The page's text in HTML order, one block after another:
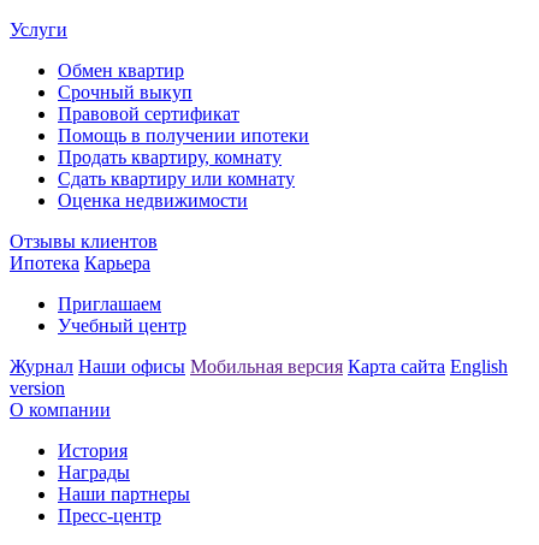
Услуги
Обмен квартир
Срочный выкуп
Правовой сертификат
Помощь в получении ипотеки
Продать квартиру, комнату
Сдать квартиру или комнату
Оценка недвижимости
Отзывы клиентов
Ипотека Карьера
Приглашаем
Учебный центр
Журнал Наши офисы Мобильная версия Карта сайта English
version
О компании
История
Награды
Наши партнеры
Пресс-центр